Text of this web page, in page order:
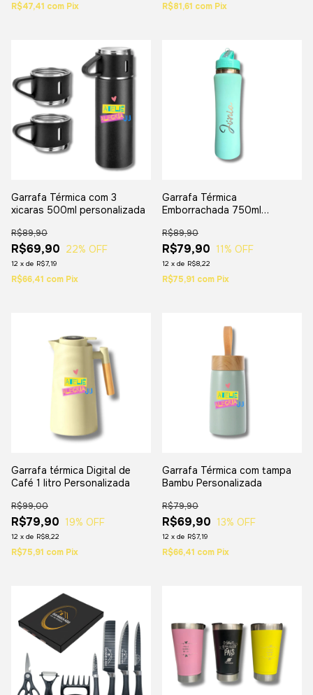
R$47,41 com Pix R$81,61 com Pix
Garrafa Térmica com 3
xicaras 500ml personalizada
R$69,90
R$89,90
22% OFF
12 x de R$7,19
R$66,41 com Pix
Garrafa Térmica
Emborrachada 750ml
R$79,90
R$89,90
11% OFF
12 x de R$8,22
R$75,91 com Pix
Garrafa térmica Digital de
Café 1 litro Personalizada
R$79,90
R$99,00
19% OFF
12 x de R$8,22
R$75,91 com Pix
Garrafa Térmica com tampa
Bambu Personalizada
R$69,90
R$79,90
13% OFF
12 x de R$7,19
R$66,41 com Pix